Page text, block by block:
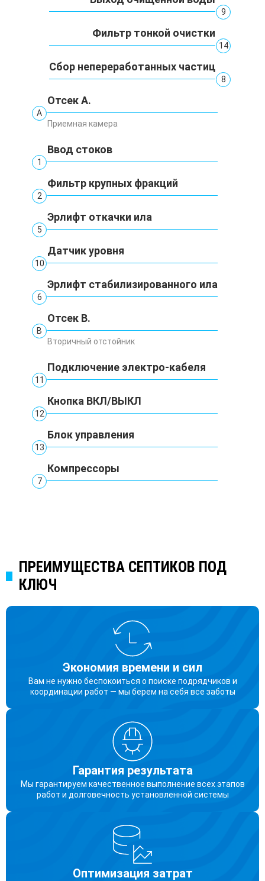
9
Фильтр тонкой очистки
14
Сбор непереработанных частиц
8
Отсек А.
А
Приемная камера
Ввод стоков
1
Фильтр крупных фракций
2
Эрлифт откачки ила
5
Датчик уровня
10
Эрлифт стабилизированного ила
6
Отсек В.
В
Вторичный отстойник
Подключение электро-кабеля
11
Кнопка ВКЛ/ВЫКЛ
12
Блок управления
13
Компрессоры
7
ПРЕИМУЩЕСТВА СЕПТИКОВ ПОД
КЛЮЧ
Экономия времени и сил
Вам не нужно беспокоиться о поиске подрядчиков и
координации работ — мы берем на себя все заботы
Гарантия результата
Мы гарантируем качественное выполнение всех этапов
работ и долговечность установленной системы
Оптимизация затрат